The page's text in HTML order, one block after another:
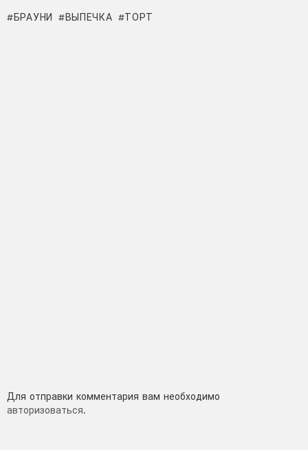
БРАУНИ ВЫПЕЧКА ТОРТ
Добавить
комментарий
Для отправки комментария вам необходимо
авторизоваться.